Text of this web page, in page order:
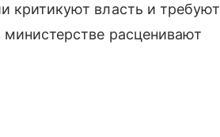
критикуют власть и требуют
расценивают